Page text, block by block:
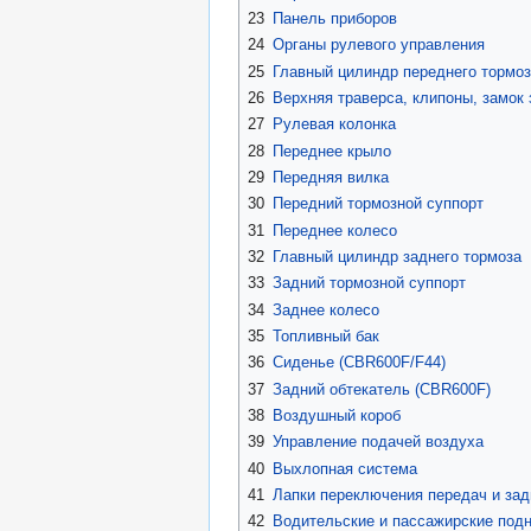
23 Панель приборов
24 Органы рулевого управления
25 Главный цилиндр переднего
26 Верхняя траверса, клипоны, замок
27 Рулевая колонка
28 Переднее крыло
29 Передняя вилка
30 Передний тормозной суппорт
31
Переднее колесо
32 Главный цилиндр заднего тормоза
33 Задний тормозной суппорт
34 Заднее колесо
35 Топливный бак
36 Сиденье (CBR600F/F44)
37 Задний обтекатель (CBR600F)
38 Воздушный короб
39 Управление подачей воздуха
40 Выхлопная система
41
Лапки переключения передач и
42 Водительские и пассажирские